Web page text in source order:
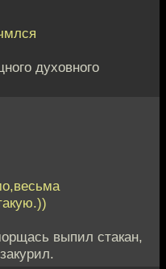
духовного
выпил стакан,